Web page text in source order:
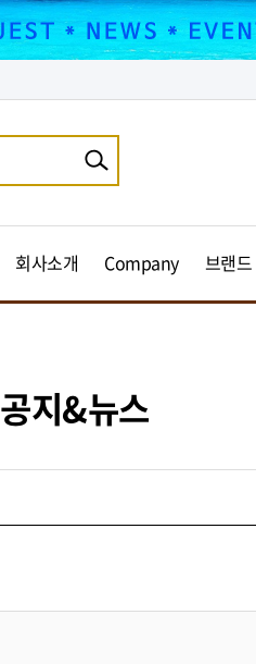
회사소개 Company 브랜드
공지&뉴스